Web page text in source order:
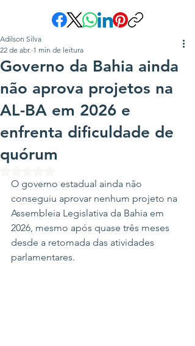
Governo da Bahia ainda
não aprova projetos na
AL-BA em 2026 e
enfrenta dificuldade de
quórum
Adilson Silva
22 de abr. 1 min de leitura
O governo estadual ainda não
conseguiu aprovar nenhum projeto na
Assembleia Legislativa da Bahia em
2026, mesmo após quase três meses
desde a retomada das atividades
parlamentares.